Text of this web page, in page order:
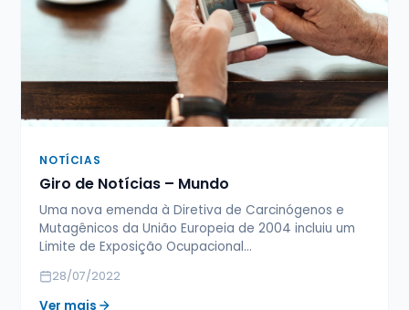
NOTÍCIAS
Giro de Notícias – Mundo
Uma nova emenda à Diretiva de Carcinógenos e
Mutagênicos da União Europeia de 2004 incluiu um
Limite de Exposição Ocupacional…
28/07/2022
Ver mais